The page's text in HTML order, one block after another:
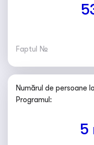
Faptul №
Numărul de persoane
Programul:
5